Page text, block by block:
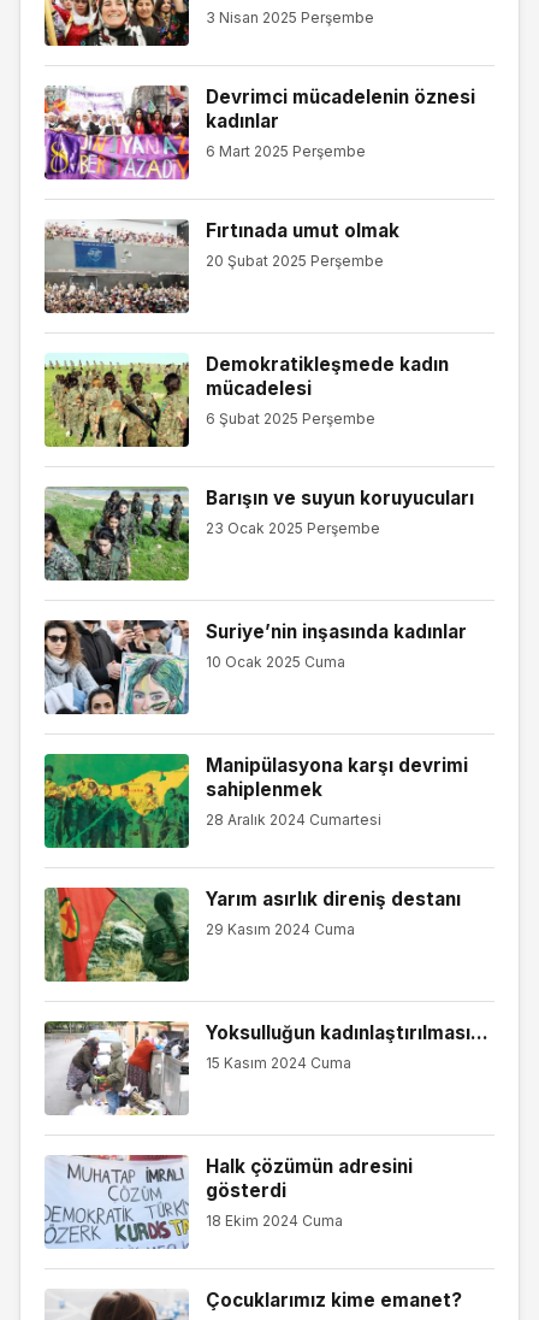
3 Nisan 2025 Perşembe
Devrimci mücadelenin öznesi
kadınlar
6 Mart 2025 Perşembe
Fırtınada umut olmak
20 Şubat 2025 Perşembe
Demokratikleşmede kadın
mücadelesi
6 Şubat 2025 Perşembe
Barışın ve suyun koruyucuları
23 Ocak 2025 Perşembe
Suriye’nin inşasında kadınlar
10 Ocak 2025 Cuma
Manipülasyona karşı devrimi
sahiplenmek
28 Aralık 2024 Cumartesi
Yarım asırlık direniş destanı
29 Kasım 2024 Cuma
Yoksulluğun kadınlaştırılması...
15 Kasım 2024 Cuma
Halk çözümün adresini
gösterdi
18 Ekim 2024 Cuma
Çocuklarımız kime emanet?